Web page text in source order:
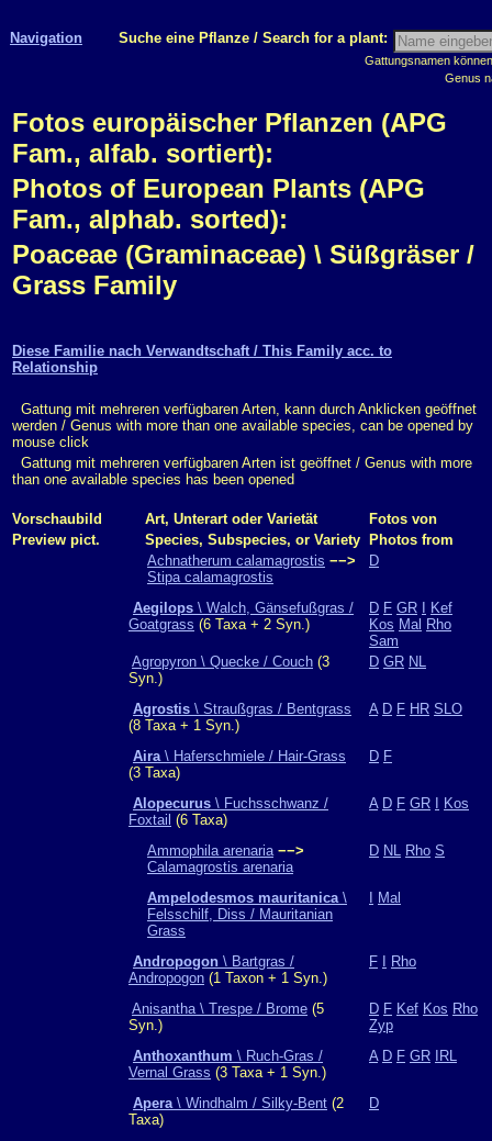
Navigation Suche eine Pflanze / Search for a plant:
Gattungsnamen
Genus
Fotos europäischer Pflanzen (APG
Fam., alfab. sortiert):
Photos of European Plants (APG
Fam., alphab. sorted):
Poaceae (Graminaceae) \ Süßgräser /
Grass Family
Diese Familie nach Verwandtschaft / This Family acc. to
Relationship
Gattung mit mehreren verfügbaren Arten, kann durch Anklicken geöffnet
werden / Genus with more than one available species, can be opened by
mouse click
Gattung mit mehreren verfügbaren Arten ist geöffnet / Genus with more
than one available species has been opened
Vorschaubild Art, Unterart oder Varietät
Fotos von
Preview pict.
Species, Subspecies, or Variety
Photos from
Achnatherum calamagrostis −−>
Stipa calamagrostis
D
Aegilops \ Walch, Gänsefußgras /
Goatgrass (6 Taxa + 2 Syn.)
D F GR
Kef
Kos Mal Rho
Sam
Agropyron \ Quecke / Couch (3
Syn.)
D GR NL
Agrostis \ Straußgras / Bentgrass
(8 Taxa + 1 Syn.)
A D F HR SLO
Aira\ Haferschmiele / Hair-Grass
(3 Taxa)
D F
Alopecurus \ Fuchsschwanz /
Foxtail (6 Taxa)
A D F GR Kos
Ammophila arenaria −−>
Calamagrostis arenaria
D NL Rho S
Ampelodesmos mauritanica\
Felsschilf, Diss / Mauritanian
Grass
Mal
Andropogon \ Bartgras /
Andropogon (1 Taxon + 1 Syn.)
F Rho
Anisantha \ Trespe / Brome (5
Syn.)
D F Kef Kos Rho
Zyp
Anthoxanthum \ Ruch-Gras /
Vernal Grass (3 Taxa + 1 Syn.)
A D F GR IRL
Apera\ Windhalm / Silky-Bent (2
Taxa)
D